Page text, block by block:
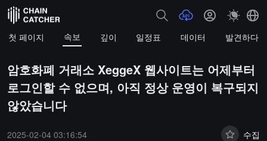
첫 페이지 속보 깊이 일정표 데이터 발견하다
암호화폐 거래소 XeggeX 웹사이트는 어제부터
로그인할 수 없으며, 아직 정상 운영이 복구되지
않았습니다
2025-02-04 03:16:54 수집